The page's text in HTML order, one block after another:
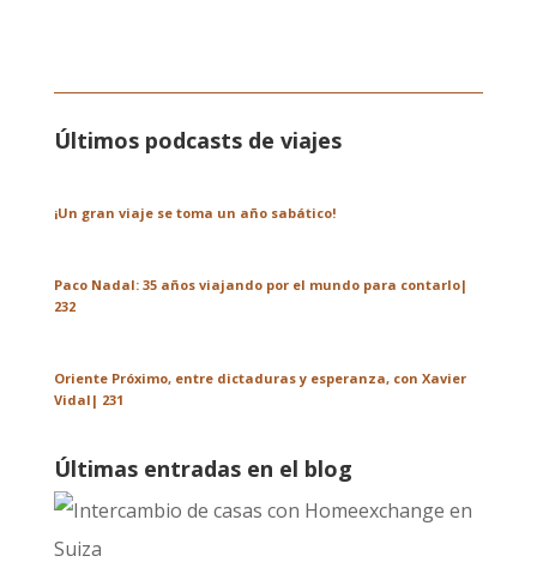
Últimos podcasts de viajes
¡Un gran viaje se toma un año sabático!
Paco Nadal: 35 años viajando por el mundo para contarlo|
232
Oriente Próximo, entre dictaduras y esperanza, con Xavier
Vidal| 231
Últimas entradas en el blog